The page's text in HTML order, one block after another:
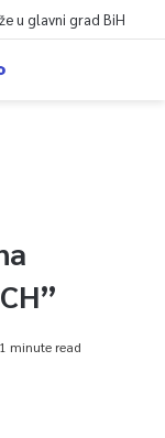
u glavni grad BiH
1 minute read